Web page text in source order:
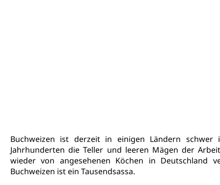
Buchweizen ist derzeit in einigen Ländern
Jahrhunderten die Teller und leeren Mägen der
wieder von angesehenen Köchen in Deutschland
Buchweizen ist ein Tausendsassa.